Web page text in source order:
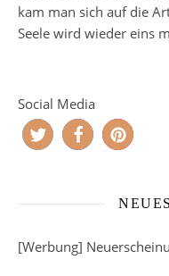
kam man sich auf die
Seele wird wieder eins
Social Media
[Werbung]